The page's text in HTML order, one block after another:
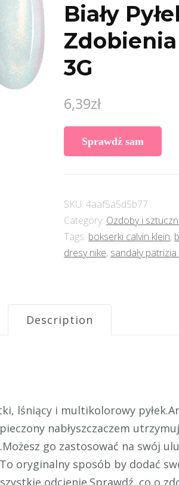
Biały
3G
6,39zł
Sprawdź sam
SKU:4aaf5a5d5b77
Category: Ozdoby i
Tags: bokserki calvin klein,
dresy nike, sandały
Description
lśniący i multikolorowy
nabłyszczaczem
go zastosować na swój
oryginalny sposób by dodać
odcienie.Sprawdź, co o